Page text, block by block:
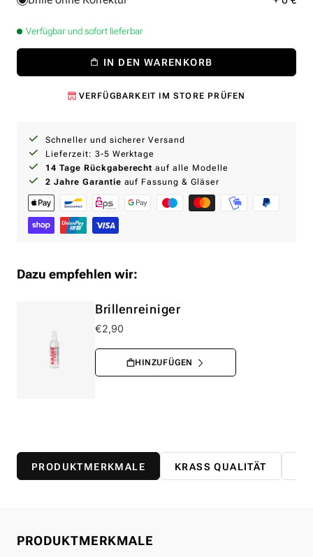
Verfügbar und sofort lieferbar
IN DEN WARENKORB
VERFÜGBARKEIT IM STORE PRÜFEN
Schneller und sicherer Versand
Lieferzeit: 3-5 Werktage
14 Tage Rückgaberecht auf alle Modelle
2 Jahre Garantie auf Fassung & Gläser
Dazu empfehlen wir:
Brillenreiniger
€2,90
PRODUKTMERKMALE KRASS QUALITÄT
PRODUKTMERKMALE